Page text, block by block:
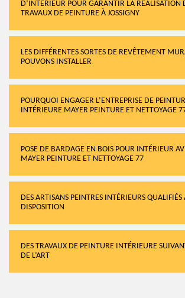
D’INTÉRIEUR POUR GARANTIR LA RÉALISATION
TRAVAUX DE PEINTURE À JOSSIGNY
LES DIFFÉRENTES SORTES DE REVÊTEMENT
POUVONS INSTALLER
POURQUOI ENGAGER L’ENTREPRISE DE
INTÉRIEURE MAYER PEINTURE ET NETTOYAGE
POSE DE BARDAGE EN BOIS POUR INTÉRIEUR
MAYER PEINTURE ET NETTOYAGE 77
DES ARTISANS PEINTRES INTÉRIEURS QUALIFIÉS
DISPOSITION
DES TRAVAUX DE PEINTURE INTÉRIEURE
DE L’ART